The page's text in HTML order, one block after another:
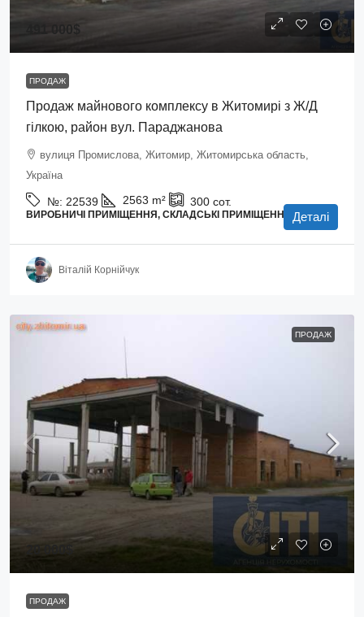
491 000$
ПРОДАЖ
Продаж майнового комплексу в Житомирі з Ж/Д
гілкою, район вул. Параджанова
вулиця Промислова, Житомир, Житомирська область,
Україна
№: 22539 2563 m² 300 сот.
ВИРОБНИЧІ ПРИМІЩЕННЯ, СКЛАДСЬКІ ПРИМІЩЕННЯ Деталі
Віталій Корнійчук
ПРОДАЖ
20 000$
ПРОДАЖ